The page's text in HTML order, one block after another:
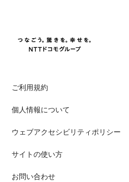
ご利用規約
個人情報について
ウェブアクセシビリティポリシー
サイトの使い方
お問い合わせ